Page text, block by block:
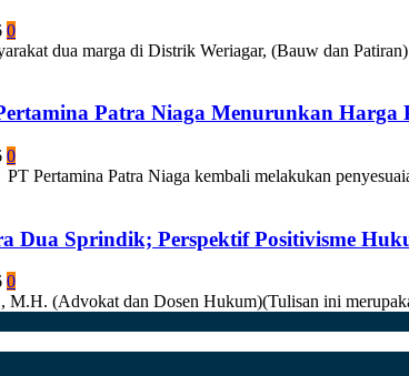
0
dua marga di Distrik Weriagar, (Bauw dan
Patra Niaga Menurunkan Harga
0
Pertamina Patra Niaga kembali melakukan
Dua Sprindik; Perspektif Positivisme
0
(Advokat dan Dosen Hukum)(Tulisan ini